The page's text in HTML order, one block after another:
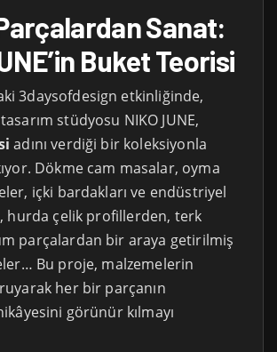
Sanat:
Buket Teorisi
3daysofdesign etkinliğinde,
stüdyosu NIKO JUNE,
adını verdiği bir koleksiyonla
Dökme cam masalar, oyma
içki bardakları ve endüstriyel
hurda çelik profillerden, terk
parçalardan bir araya getirilmiş
Bu proje, malzemelerin
her bir parçanın
görünür kılmayı